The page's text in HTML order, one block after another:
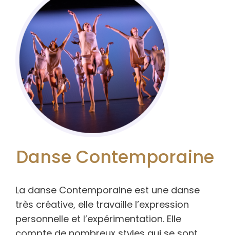
Danse Contemporaine
La danse Contemporaine est une danse
très créative, elle travaille l’expression
personnelle et l’expérimentation. Elle